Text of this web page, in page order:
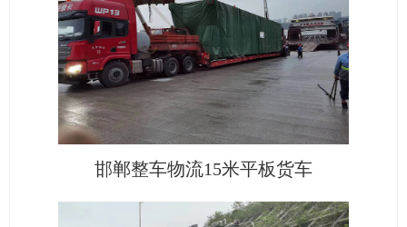
邯郸整车物流15米平板货车